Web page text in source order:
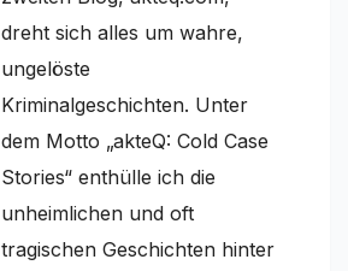
dreht sich alles um wahre,
ungelöste
Kriminalgeschichten. Unter
dem Motto „akteQ: Cold Case
Stories“ enthülle ich die
unheimlichen und oft
tragischen Geschichten hinter